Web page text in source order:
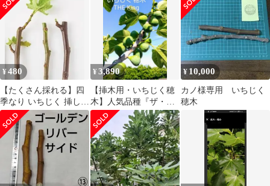
¥480
【たくさん採れる】四
季なり いちじく 挿し木
穂 3本セット★初心者
向け
¥3,890
【挿木用・いちじく穂
木】人気品種『ザ・キ
ング』18本セット【匿
名発送
¥10,000
カノ様専用 いちじく
穂木